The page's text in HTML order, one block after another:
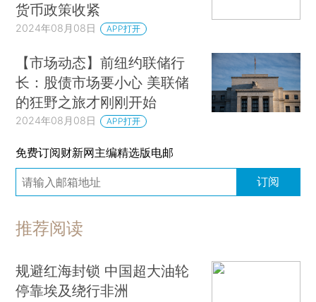
货币政策收紧
2024年08月08日 APP打开
【市场动态】前纽约联储行
长：股债市场要小心 美联储
的狂野之旅才刚刚开始
2024年08月08日 APP打开
免费订阅财新网主编精选版电邮
订阅
推荐阅读
规避红海封锁 中国超大油轮
停靠埃及绕行非洲